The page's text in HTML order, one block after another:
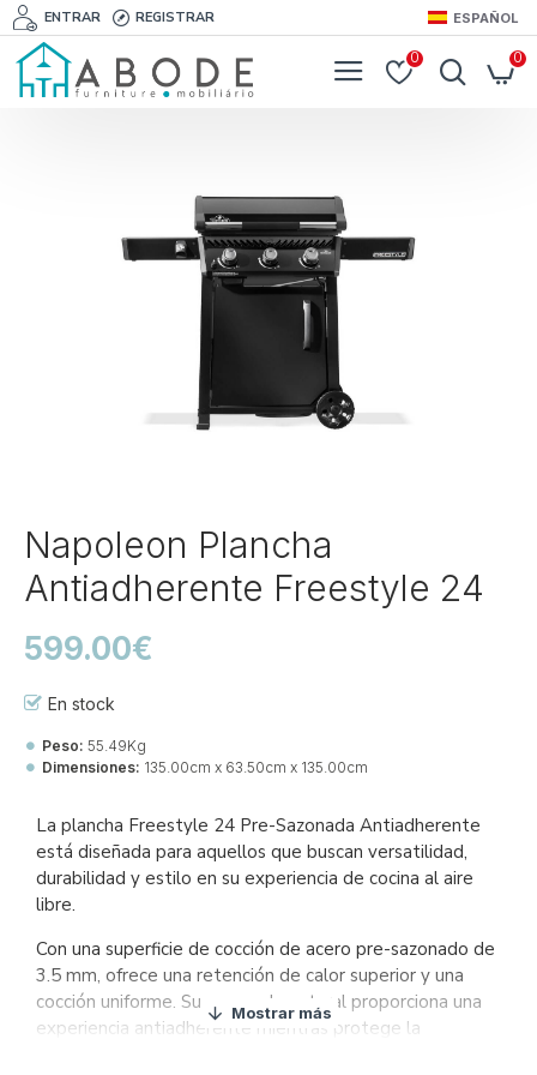
ENTRAR REGISTRAR ESPAÑOL
0 0
Napoleon Plancha
Antiadherente Freestyle 24
En stock
Peso: 55.49Kg
Dimensiones: 135.00cm x 63.50cm x 135.00cm
599.00€
La plancha Freestyle 24 Pre-Sazonada Antiadherente
está diseñada para aquellos que buscan versatilidad,
durabilidad y estilo en su experiencia de cocina al aire
libre.
Con una superficie de cocción de acero pre-sazonado de
3.5 mm, ofrece una retención de calor superior y una
cocción uniforme. Su sazonado natural proporciona una
experiencia antiadherente mientras protege la